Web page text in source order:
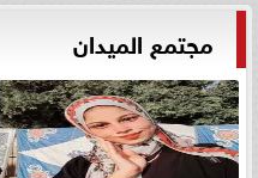
مجتمع الميدان